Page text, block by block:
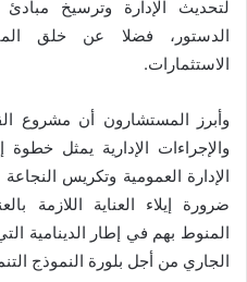
لتحديث الإدارة وترسيخ مبادئ
الدستور، فضلا عن خلق
الاستثمارات.
وأبرز المستشارون أن مشروع
والإجراءات الإدارية يمثل
الإدارة العمومية وتكريس
ضرورة إيلاء العناية اللازمة
المنوط بهم في إطار الدينامية
الجاري من أجل بلورة النموذج